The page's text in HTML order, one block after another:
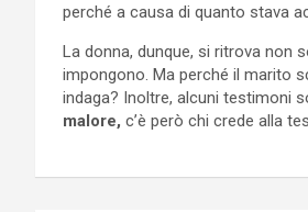
perché a causa di quanto stava
La donna, dunque, si ritrova non
impongono. Ma perché il marito
indaga? Inoltre, alcuni testimoni
malore, c’è però chi crede alla